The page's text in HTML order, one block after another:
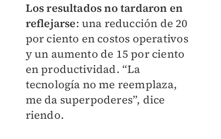
Los resultados no tardaron en
reflejarse: una reducción de 20
por ciento en costos operativos
y un aumento de 15 por ciento
en productividad. “La
tecnología no me reemplaza,
me da superpoderes”, dice
riendo.